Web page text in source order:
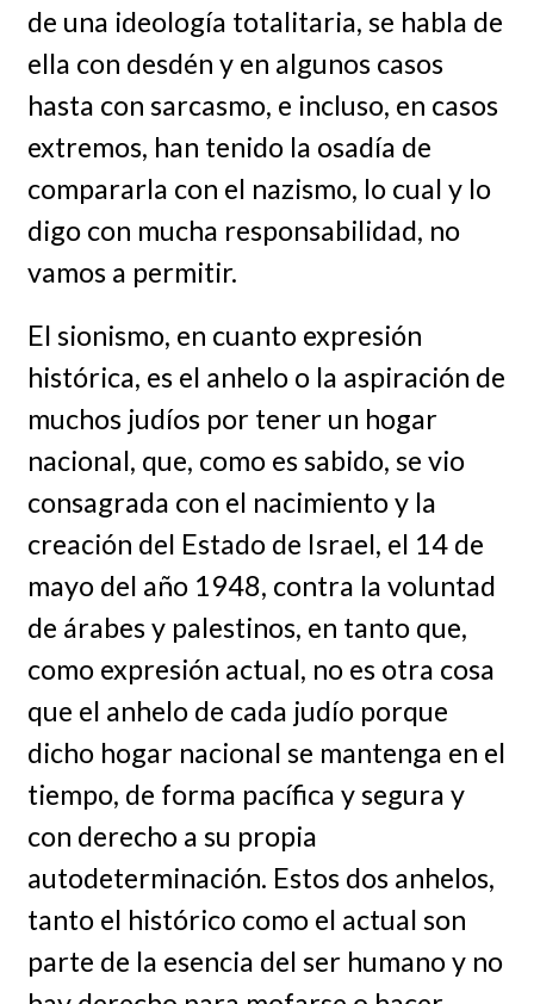
de una ideología totalitaria, se habla de
ella con desdén y en algunos casos
hasta con sarcasmo, e incluso, en casos
extremos, han tenido la osadía de
compararla con el nazismo, lo cual y lo
digo con mucha responsabilidad, no
vamos a permitir.
El sionismo, en cuanto expresión
histórica, es el anhelo o la aspiración de
muchos judíos por tener un hogar
nacional, que, como es sabido, se vio
consagrada con el nacimiento y la
creación del Estado de Israel, el 14 de
mayo del año 1948, contra la voluntad
de árabes y palestinos, en tanto que,
como expresión actual, no es otra cosa
que el anhelo de cada judío porque
dicho hogar nacional se mantenga en el
tiempo, de forma pacífica y segura y
con derecho a su propia
autodeterminación. Estos dos anhelos,
tanto el histórico como el actual son
parte de la esencia del ser humano y no